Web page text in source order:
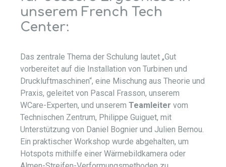
unserem French Tech
Center:
Das zentrale Thema der Schulung lautet „Gut
vorbereitet auf die Installation von Turbinen und
Druckluftmaschinen“, eine Mischung aus Theorie und
Praxis, geleitet von Pascal Frasson, unserem
WCare-Experten, und unserem Teamleiter vom
Technischen Zentrum, Philippe Guiguet, mit
Unterstützung von Daniel Bognier und Julien Bernou.
Ein praktischer Workshop wurde abgehalten, um
Hotspots mithilfe einer Wärmebildkamera oder